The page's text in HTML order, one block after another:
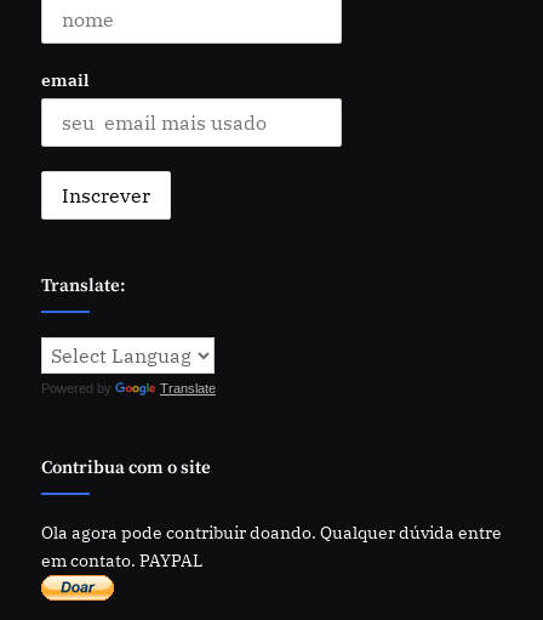
email
Translate:
Powered by Translate
Contribua com o site
Ola agora pode contribuir doando. Qualquer dúvida entre
em contato. PAYPAL